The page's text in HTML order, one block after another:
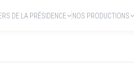
DE LA PRÉSIDENCE NOS PRODUCTIONS